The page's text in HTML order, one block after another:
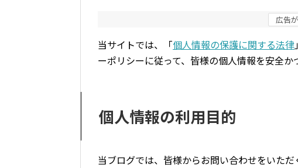
広告
当サイトでは、「個人情報の保護に関する法律
ーポリシーに従って、皆様の個人情報を安全か
個人情報の利用目的
当ブログでは、皆様からお問い合わせをいた